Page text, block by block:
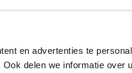
en advertenties te
delen we informatie
It looks like your language